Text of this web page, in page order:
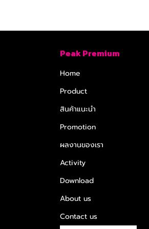
Peak Premium
Home
Product
สินค้าแนะนำ
Promotion
ผลงานของเรา
Activity
Download
About us
Contact us